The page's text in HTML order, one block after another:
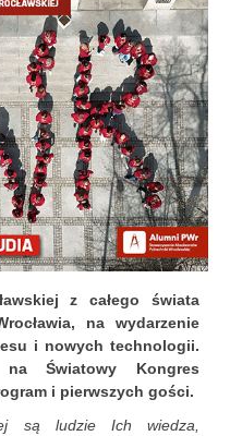
z całego świata
na wydarzenie
i nowych technologii.
na Światowy Kongres
i pierwszych gości.
są ludzie Ich wiedza,